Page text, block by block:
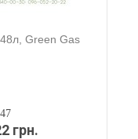
Green Gas
грн.